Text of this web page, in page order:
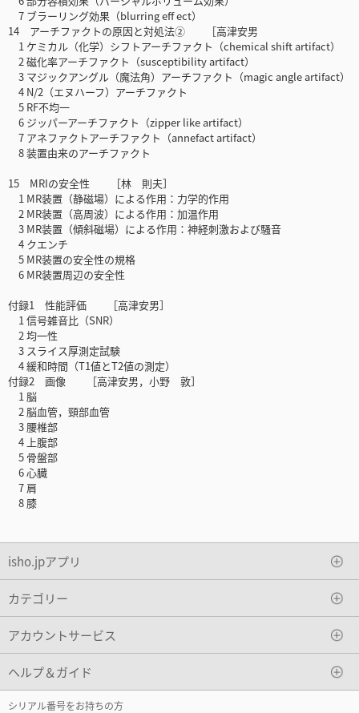
7 ブラーリング効果（blurring eff ect）
14 アーチファクトの原因と対処法② ［高津安男
1 ケミカル（化学）シフトアーチファクト（chemical shift artifact）
2 磁化率アーチファクト（susceptibility artifact）
3 マジックアングル（魔法角）アーチファクト（magic angle artifact）
4 N/2（エヌハーフ）アーチファクト
5 RF不均一
6 ジッパーアーチファクト（zipper like artifact）
7 アネファクトアーチファクト（annefact artifact）
8 装置由来のアーチファクト
15 MRIの安全性 ［林 則夫］
1 MR装置（静磁場）による作用：力学的作用
2 MR装置（高周波）による作用：加温作用
3 MR装置（傾斜磁場）による作用：神経刺激および騒音
4 クエンチ
5 MR装置の安全性の規格
6 MR装置周辺の安全性
付録1 性能評価 ［高津安男］
1 信号雑音比（SNR）
2 均一性
3 スライス厚測定試験
4 緩和時間（T1値とT2値の測定）
付録2 画像 ［高津安男，小野 敦］
1 脳
2 脳血管，頸部血管
3 腰椎部
4 上腹部
5 骨盤部
6 心臓
7 肩
8 膝
isho.jpアプリ
カテゴリー
アカウントサービス
ヘルプ＆ガイド
シリアル番号をお持ちの方